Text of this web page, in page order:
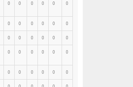
0 0 0 0 0 0
0 0 0 0 0 0
0 0 0 0 0 0
0 0 0 0 0 0
0 0 0 0 0 0